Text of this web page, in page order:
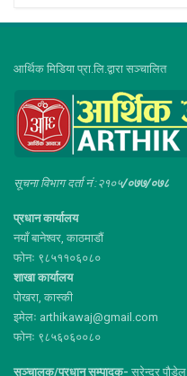
आर्थिक मिडिया प्रा.लि.द्वारा सञ्चालित
सूचना विभाग दर्ता नं :२१०५/०७७/०७८
प्रधान कार्यालय
नयाँ बानेश्वर, काठमाडौं
फोनः ९८५११०६०८०
शाखा कार्यालय
पोखरा, कास्की
इमेलः arthikawaj@gmail.com
फोनः ९८५६०६००८०
सञ्चालक/प्रधान सम्पादक- सुरेन्द्र पौडेल